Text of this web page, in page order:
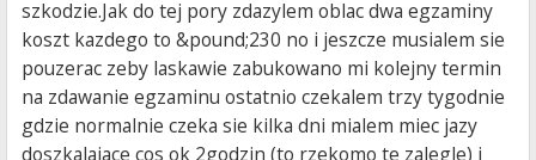
szkodzie.Jak do tej pory zdazylem oblac dwa egzaminy
koszt kazdego to &pound;230 no i jeszcze musialem sie
pouzerac zeby laskawie zabukowano mi kolejny termin
na zdawanie egzaminu ostatnio czekalem trzy tygodnie
gdzie normalnie czeka sie kilka dni mialem miec jazy
doszkalajace cos ok 2godzin (to rzekomo te zalegle) i